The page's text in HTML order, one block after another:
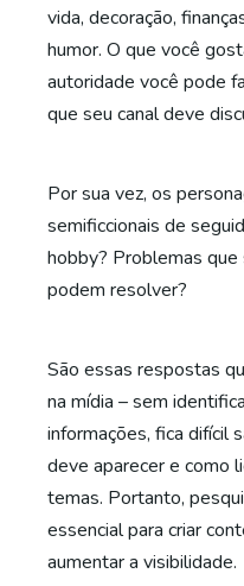
vida, decoração,
humor. O que você
autoridade você pode
que seu canal deve
Por sua vez, os
semificcionais de
hobby? Problemas
podem resolver?
São essas respostas
na mídia – sem
informações, fica difícil
deve aparecer e como
temas. Portanto,
essencial para criar
aumentar a visibilidade.